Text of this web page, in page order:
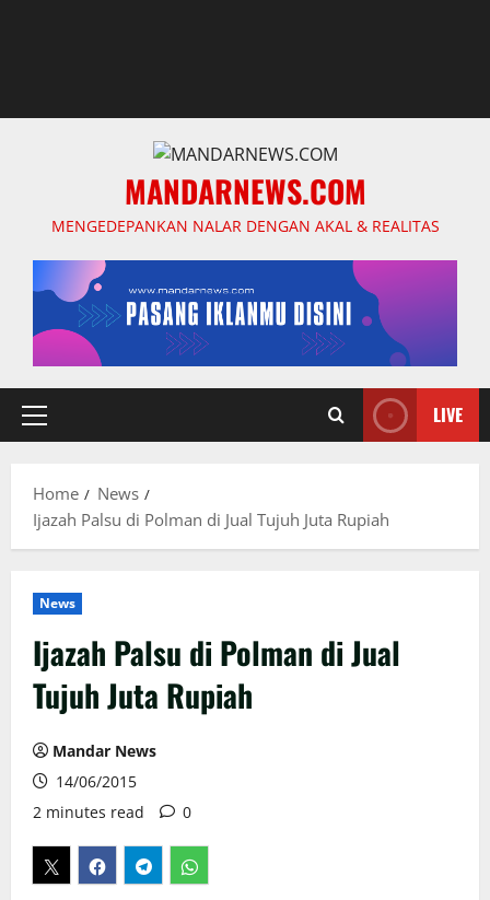
MANDARNEWS.COM
MENGEDEPANKAN NALAR DENGAN AKAL & REALITAS
Primary
LIVE
Home
News
Ijazah Palsu di Polman di Jual Tujuh Juta Rupiah
News
Ijazah Palsu di Polman di Jual
Tujuh Juta Rupiah
Mandar News
14/06/2015
2 minutes read
0